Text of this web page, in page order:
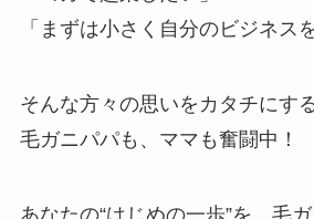
「まずは小さく自分のビジネス
そんな方々の思いをカタチにす
毛ガニパパも、ママも奮闘中！
あなたの“はじめの一歩”を、毛